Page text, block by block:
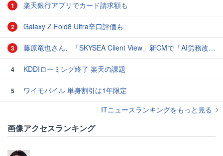
1 楽天銀行アプリでカード請求額も
2 Galaxy Z Fold8 Ultra辛口評価も
3 藤原竜也さん、「SKYSEA Client View」新CMで「AI労務改善」をアピール 働き方をAIが分析したら「すぐに休んで」と言われる？
4 KDDIローミング終了 楽天の課題
5
ワイモバイル 単身割引は1年限定
ITニュースランキングをもっと見る
画像アクセスランキング